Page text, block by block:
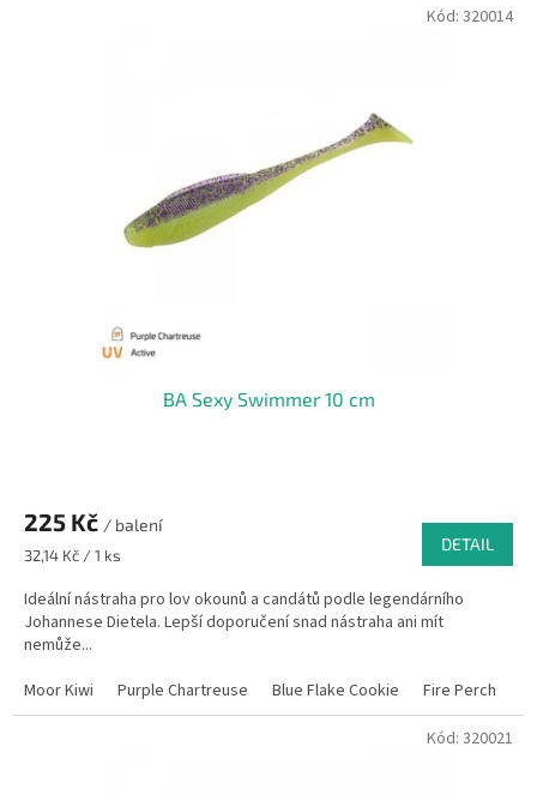
BA Sexy Swimmer 10 cm
225 Kč / balení
Měrná
32,14 Kč / 1 ks
DETAIL
Ideální nástraha pro lov okounů a candátů podle legendárního
Johannese Dietela. Lepší doporučení snad nástraha ani mít
nemůže...
Moor Kiwi
Purple Chartreuse Blue Flake Cookie Fire Perch
Kód: 320014
Kód: 320021